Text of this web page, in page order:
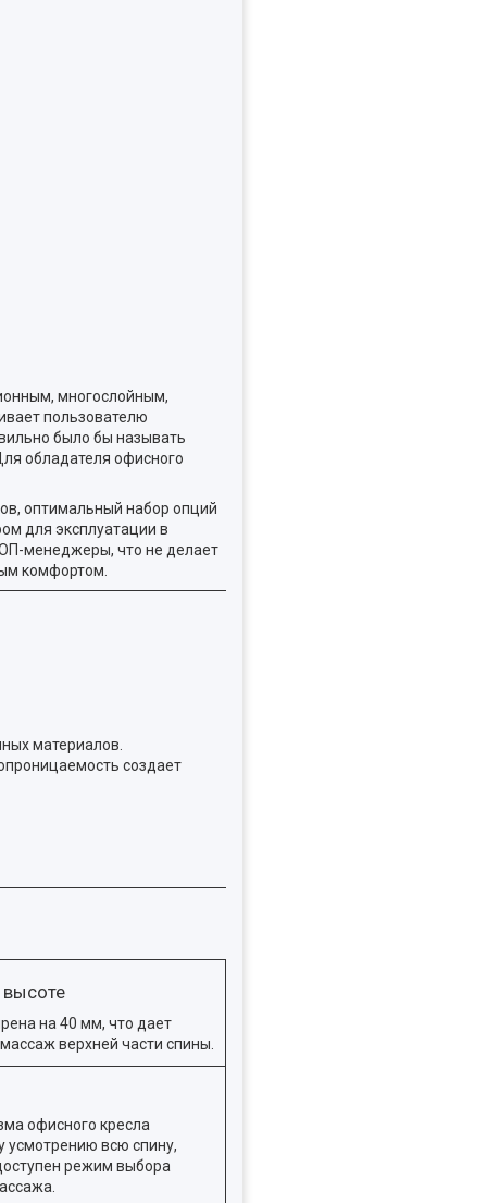
многослойным,
пользователю
было бы называть
обладателя офисного
оптимальный набор опций
для эксплуатации в
менеджеры, что не делает
комфортом.
материалов.
создает
на 40 мм, что дает
верхней части спины.
офисного кресла
усмотрению всю спину,
режим выбора